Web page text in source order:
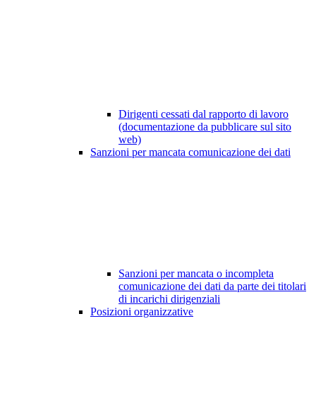
Dirigenti cessati dal rapporto di lavoro
(documentazione da pubblicare sul sito
web)
Sanzioni per mancata comunicazione dei dati
Sanzioni per mancata o incompleta
comunicazione dei dati da parte dei titolari
di incarichi dirigenziali
Posizioni organizzative